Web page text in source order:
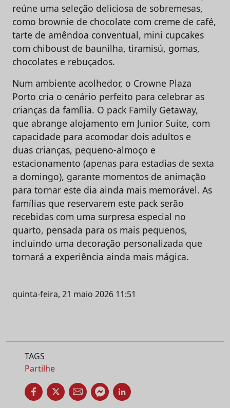
reúne uma seleção deliciosa de sobremesas,
como brownie de chocolate com creme de café,
tarte de amêndoa conventual, mini cupcakes
com chiboust de baunilha, tiramisú, gomas,
chocolates e rebuçados.
Num ambiente acolhedor, o Crowne Plaza
Porto cria o cenário perfeito para celebrar as
crianças da família. O pack Family Getaway,
que abrange alojamento em Junior Suite, com
capacidade para acomodar dois adultos e
duas crianças, pequeno-almoço e
estacionamento (apenas para estadias de sexta
a domingo), garante momentos de animação
para tornar este dia ainda mais memorável. As
famílias que reservarem este pack serão
recebidas com uma surpresa especial no
quarto, pensada para os mais pequenos,
incluindo uma decoração personalizada que
tornará a experiência ainda mais mágica.
quinta-feira, 21 maio 2026 11:51
TAGS
Partilhe